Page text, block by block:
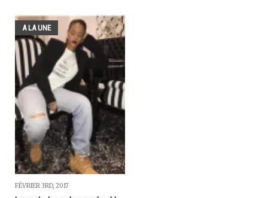
A LA UNE
FÉVRIER 3RD, 2017